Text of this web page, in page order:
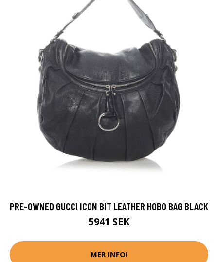
PRE-OWNED GUCCI ICON BIT LEATHER HOBO BAG BLACK
5941 SEK
MER INFO!